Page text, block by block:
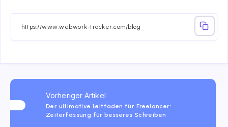
Whatsapp
Vorheriger Artikel
Der ultimative Leitfaden für Freelancer:
Zeiterfassung für besseres Schreiben